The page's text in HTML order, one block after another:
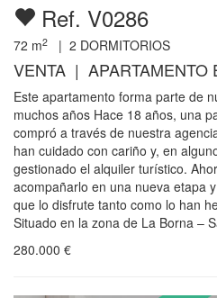
Ref. V0286
72 m2 | 2 DORMITORIOS
VENTA | APARTAMENTO
Este apartamento forma parte de
muchos años Hace 18 años, una
compró a través de nuestra
han cuidado con cariño y, en
gestionado el alquiler turístico.
acompañarlo en una nueva etapa
que lo disfrute tanto como lo han
Situado en la zona de La Borna –
280.000 €